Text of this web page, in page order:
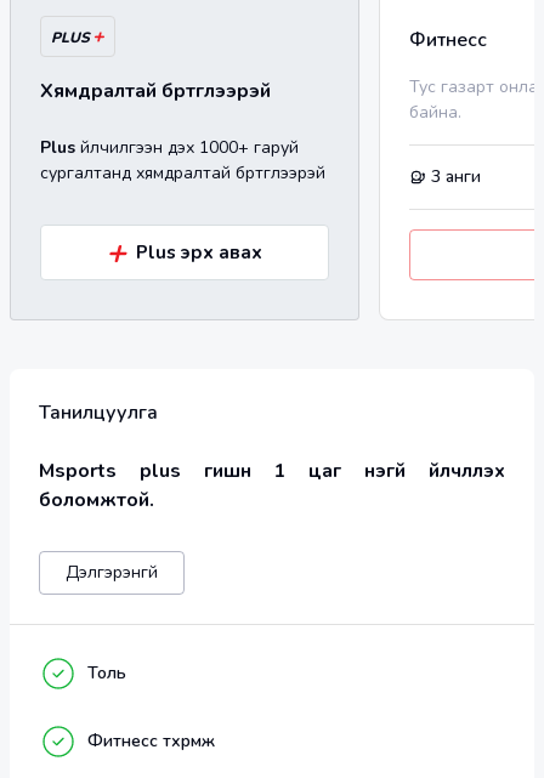
PLUS +
Хямдралтай бүртгүүлээрэй
Plus үйлчилгээн дэх 1000+ гаруй
сургалтанд хямдралтай бүртгүүлээрэй
+ Plus эрх авах
Фитнесс
Тус газарт
байна.
3 анги
Танилцуулга
Msports plus гишүүн 1 цаг үнэгүй үйлчлүүлэх
боломжтой.
Changes fitness клуб нь 12 жил үйл ажиллагаа
явуулах хугацаанд өөрийгөө өөрчилж чадсан та
бүхнээр бид үргэлж бахархдаг.  Бид энэ ковидыг
эрүүл хоололт, идэвхтэй дасгал хөдөлгөөнөөр давж
Дэлгэрэнгүй
Толь
Фитнесс төхөөрөмж